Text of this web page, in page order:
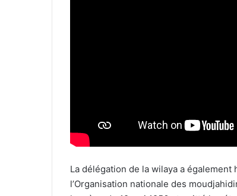
La délégation de la wilaya a
l’Organisation nationale des